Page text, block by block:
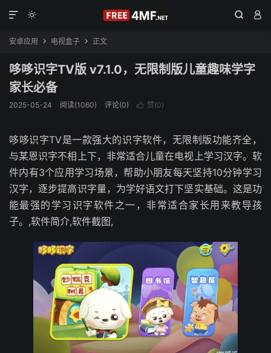
  

安卓应用  电视盒子  正文
哆哆识字TV版 v7.1.0，无限制版儿童趣味学字
家长必备
2025-05-24 阅读(1060) 评论(0)  赞(0)
哆哆识字TV是一款强大的识字软件，无限制版功能齐全，
与某恩识字不相上下，非常适合儿童在电视上学习汉字。软
件内有3个应用学习场景，帮助小朋友每天坚持10分钟学习
汉字，逐步提高识字量，为学好语文打下坚实基础。这是功
能最强的学习识字软件之一，非常适合家长用来教导孩
子。,软件简介,软件截图,